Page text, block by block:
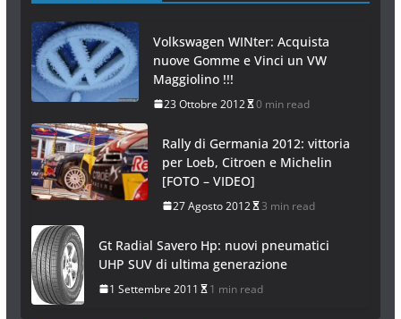
Volkswagen WINter: Acquista
nuove Gomme e Vinci un VW
Maggiolino !!!
23 Ottobre 2012 0 min read
Rally di Germania 2012: vittoria
per Loeb, Citroen e Michelin
[FOTO – VIDEO]
27 Agosto 2012 3 min read
Gt Radial Savero Hp: nuovi pneumatici
UHP SUV di ultima generazione
1 Settembre 2011 1 min read